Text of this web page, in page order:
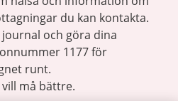
du kan kontakta.
och göra dina
1177 för
runt.
må bättre.